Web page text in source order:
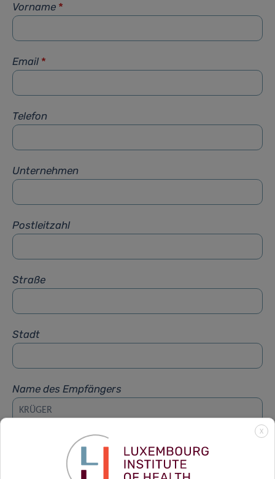
Vorname *
Email *
Telefon
Unternehmen
Postleitzahl
Straße
Stadt
Name des Empfängers
Vorname des Empfängers
X